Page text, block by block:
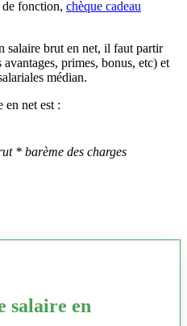
de fonction, chèque cadeau
salaire brut en net, il faut partir
avantages, primes, bonus, etc) et
médian.
en net est :
* barème des charges
salaire en